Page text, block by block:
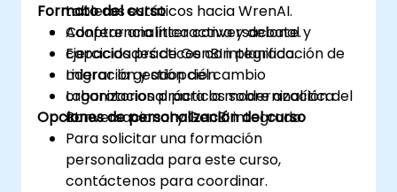
tableros estáticos hacia WrenAI.
Adoptar analítica conversacional y
capacidades de GenBI integrado.
Liderar la gestión del cambio
organizacional para la modernización del
BI.
Formato del curso
Conferencia interactiva y debate.
Ejercicios prácticos con planificación de
migración y adopción.
Laboratorios prácticos sobre analítica
conversacional y GenBI integrado.
Opciones de personalización del curso
Para solicitar una formación
personalizada para este curso,
contáctenos para coordinar.